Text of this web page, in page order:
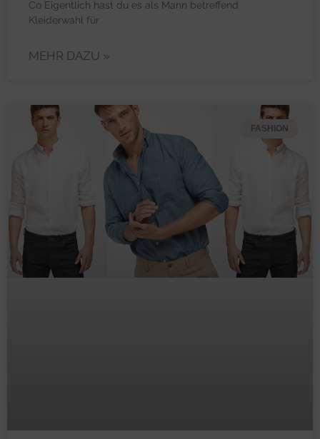
Co Eigentlich hast du es als Mann betreffend
Kleiderwahl für
MEHR DAZU »
FASHION